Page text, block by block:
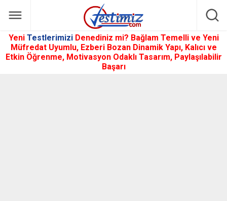
Yeni Testlerimizi Denediniz mi? Bağlam Temelli ve Yeni
Müfredat Uyumlu, Ezberi Bozan Dinamik Yapı, Kalıcı ve
Etkin Öğrenme, Motivasyon Odaklı Tasarım, Paylaşılabilir
Başarı